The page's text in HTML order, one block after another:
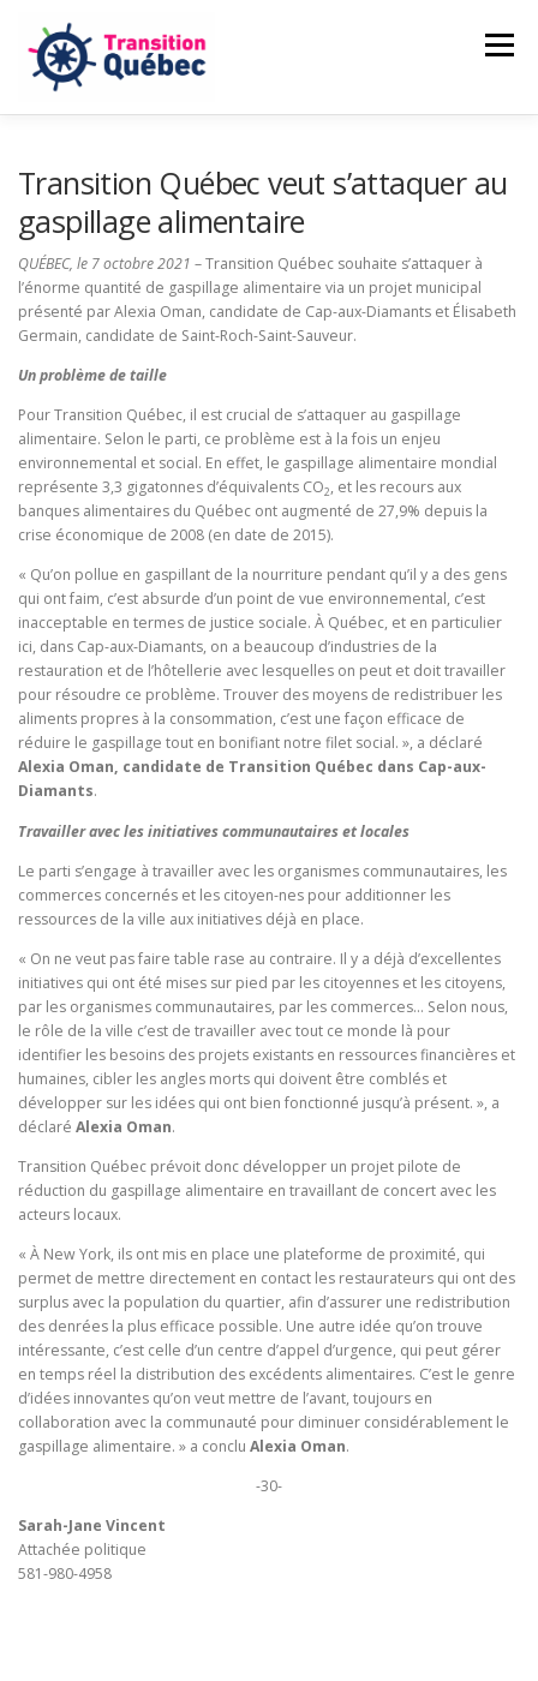
contenu
Menu
NOUVELLES FAIRE UN DON
Transition Québec veut s’attaquer au
gaspillage alimentaire
QUÉBEC, le 7 octobre 2021 – Transition Québec souhaite s’attaquer à
l’énorme quantité de gaspillage alimentaire via un projet municipal
présenté par Alexia Oman, candidate de Cap-aux-Diamants et Élisabeth
Germain, candidate de Saint-Roch-Saint-Sauveur.
Un problème de taille
Pour Transition Québec, il est crucial de s’attaquer au gaspillage
alimentaire. Selon le parti, ce problème est à la fois un enjeu
environnemental et social. En effet, le gaspillage alimentaire mondial
représente 3,3 gigatonnes d’équivalents CO2, et les recours aux
banques alimentaires du Québec ont augmenté de 27,9% depuis la
crise économique de 2008 (en date de 2015).
« Qu’on pollue en gaspillant de la nourriture pendant qu’il y a des gens
qui ont faim, c’est absurde d’un point de vue environnemental, c’est
inacceptable en termes de justice sociale. À Québec, et en particulier
ici, dans Cap-aux-Diamants, on a beaucoup d’industries de la
restauration et de l’hôtellerie avec lesquelles on peut et doit travailler
pour résoudre ce problème. Trouver des moyens de redistribuer les
aliments propres à la consommation, c’est une façon efficace de
réduire le gaspillage tout en bonifiant notre filet social. », a déclaré
Alexia Oman, candidate de Transition Québec dans Cap-aux-
Diamants.
Travailler avec les initiatives communautaires et locales
Le parti s’engage à travailler avec les organismes communautaires, les
commerces concernés et les citoyen-nes pour additionner les
ressources de la ville aux initiatives déjà en place.
« On ne veut pas faire table rase au contraire. Il y a déjà d’excellentes
initiatives qui ont été mises sur pied par les citoyennes et les citoyens,
par les organismes communautaires, par les commerces… Selon nous,
le rôle de la ville c’est de travailler avec tout ce monde là pour
identifier les besoins des projets existants en ressources financières et
humaines, cibler les angles morts qui doivent être comblés et
développer sur les idées qui ont bien fonctionné jusqu’à présent. », a
déclaré Alexia Oman.
Transition Québec prévoit donc développer un projet pilote de
réduction du gaspillage alimentaire en travaillant de concert avec les
acteurs locaux.
« À New York, ils ont mis en place une plateforme de proximité, qui
permet de mettre directement en contact les restaurateurs qui ont des
surplus avec la population du quartier, afin d’assurer une redistribution
des denrées la plus efficace possible. Une autre idée qu’on trouve
intéressante, c’est celle d’un centre d’appel d’urgence, qui peut gérer
en temps réel la distribution des excédents alimentaires. C’est le genre
d’idées innovantes qu’on veut mettre de l’avant, toujours en
collaboration avec la communauté pour diminuer considérablement le
gaspillage alimentaire. » a conclu Alexia Oman.
-30-
Sarah-Jane Vincent
Attachée politique
581-980-4958